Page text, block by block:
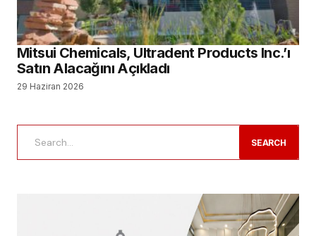
Mitsui Chemicals, Ultradent Products Inc.’ı
Satın Alacağını Açıkladı
29 Haziran 2026
SEARCH